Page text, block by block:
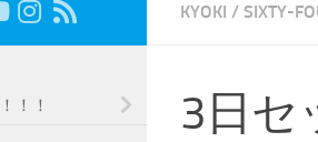
KYOKI / SIXTY-
3日セ
！！